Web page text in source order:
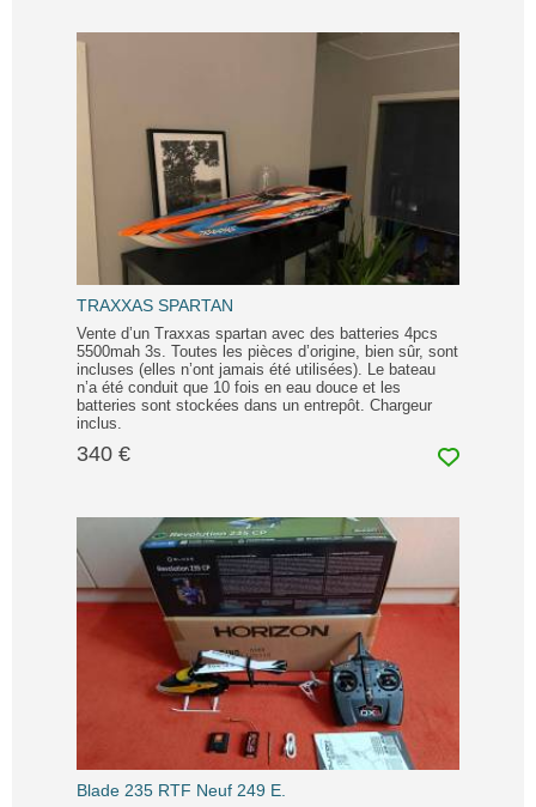
TRAXXAS SPARTAN
Vente d’un Traxxas spartan avec des batteries 4pcs
5500mah 3s. Toutes les pièces d’origine, bien sûr, sont
incluses (elles n’ont jamais été utilisées). Le bateau
n’a été conduit que 10 fois en eau douce et les
batteries sont stockées dans un entrepôt. Chargeur
inclus.
340 €
Blade 235 RTF Neuf 249 E.